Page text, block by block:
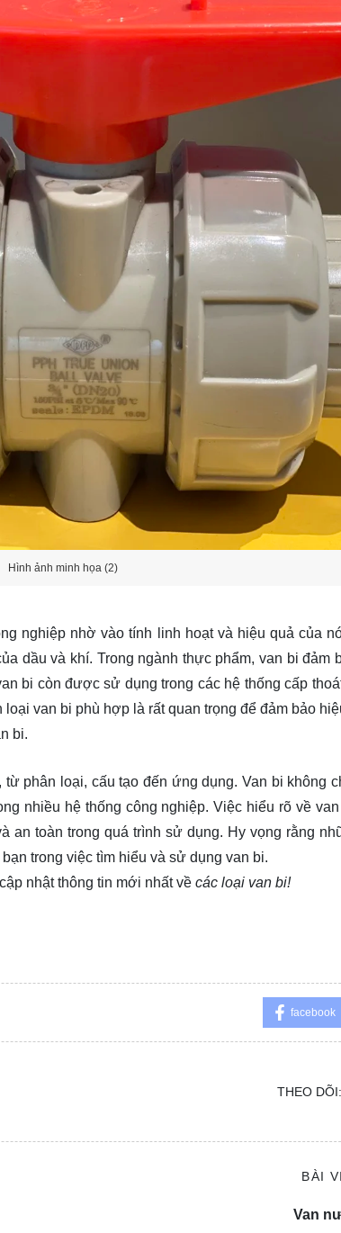
Hình ảnh minh họa (2)
nghiệp nhờ vào tính linh hoạt và hiệu quả của
dầu và khí. Trong ngành thực phẩm, van bi đảm
bi còn được sử dụng trong các hệ thống cấp
van bi phù hợp là rất quan trọng để đảm bảo
bi.
phân loại, cấu tạo đến ứng dụng. Van bi không
nhiều hệ thống công nghiệp. Việc hiểu rõ về
an toàn trong quá trình sử dụng. Hy vọng rằng
trong việc tìm hiểu và sử dụng van bi.
nhật thông tin mới nhất về các loại van bi!
facebook
THEO DÕI:
BÀI
Van